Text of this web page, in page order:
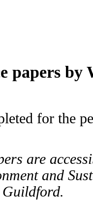
papers by
for the
are
and